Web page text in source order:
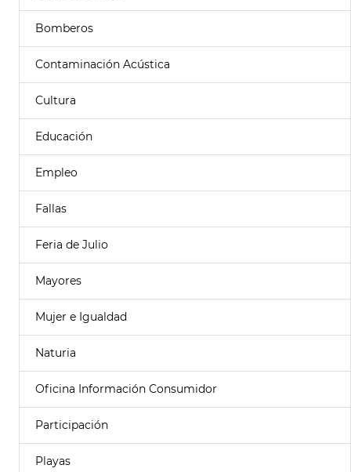
Bomberos
Contaminación Acústica
Cultura
Educación
Empleo
Fallas
Feria de Julio
Mayores
Mujer e Igualdad
Naturia
Oficina Información Consumidor
Participación
Playas